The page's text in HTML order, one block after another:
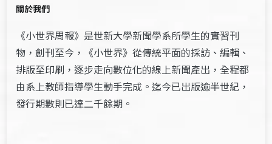
關於我們
《小世界周報》是世新大學新聞學系所學生的實習刊
物，創刊至今，《小世界》從傳統平面的採訪、編輯、
排版至印刷，逐步走向數位化的線上新聞產出，全程都
由系上教師指導學生動手完成。迄今已出版逾半世紀，
發行期數則已達二千餘期。